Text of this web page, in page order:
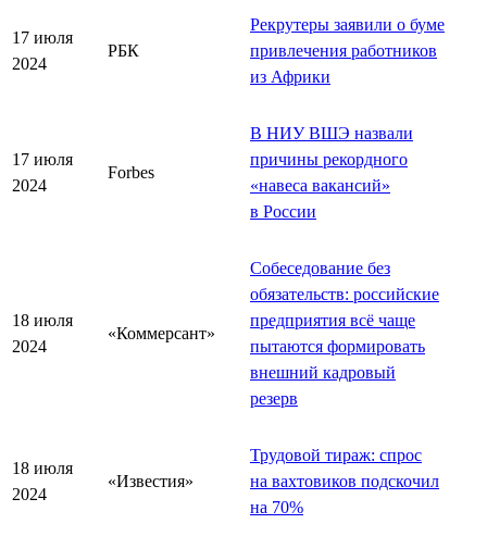
17 июля
2024
РБК
Рекрутеры заявили о буме
привлечения работников
из Африки
17 июля
2024
Forbes
В НИУ ВШЭ назвали
причины рекордного
«навеса вакансий»
в России
18 июля
2024
«Коммерсант»
Собеседование без
обязательств: российские
предприятия всё чаще
пытаются формировать
внешний кадровый
резерв
18 июля
2024
«Известия»
Трудовой тираж: спрос
на вахтовиков подскочил
на 70%